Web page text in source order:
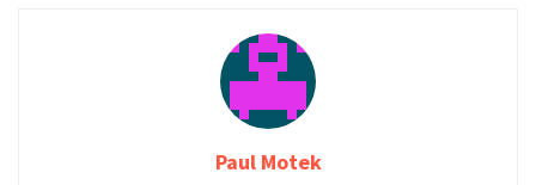
Paul Motek